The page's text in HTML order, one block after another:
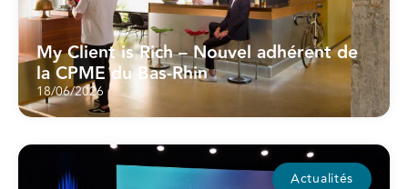
My Client is Rich – Nouvel adhérent de
la CPME du Bas-Rhin
18/06/2026
Actualités